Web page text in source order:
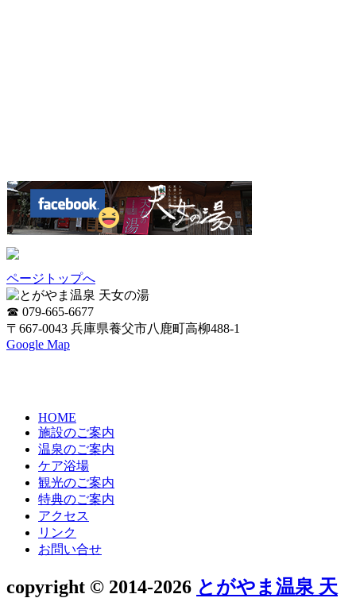
ページトップへ
☎ 079-665-6677
〒667-0043 兵庫県養父市八鹿町高柳488-1
Google Map
HOME
施設のご案内
温泉のご案内
ケア浴場
観光のご案内
特典のご案内
アクセス
リンク
お問い合せ
copyright © 2014-2026 とがやま温泉 天